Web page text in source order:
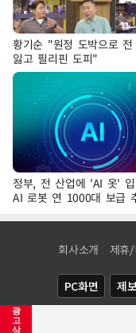
광
고
삭
황기순 "원정 도박으로 전
잃고 필리핀 도피"
정부, 전 산업에 'AI 옷'
AI 로봇 연 1000대 보급
회사소개 제휴
PC화면 제